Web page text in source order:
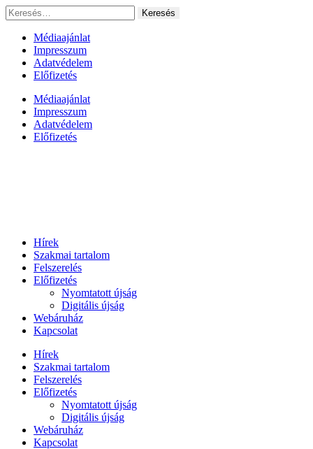
Ugrás
a
tartalomhoz
Keresés:
Médiaajánlat
Impresszum
Adatvédelem
Előfizetés
Médiaajánlat
Impresszum
Adatvédelem
Előfizetés
Hírek
Szakmai tartalom
Felszerelés
Előfizetés
Nyomtatott újság
Digitális újság
Webáruház
Kapcsolat
Hírek
Szakmai tartalom
Felszerelés
Előfizetés
Nyomtatott újság
Digitális újság
Webáruház
Kapcsolat